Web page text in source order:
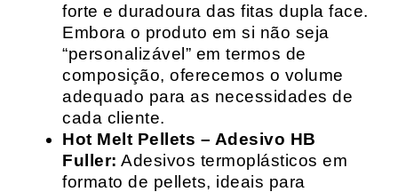
forte e duradoura das fitas dupla face.
Embora o produto em si não seja
“personalizável” em termos de
composição, oferecemos o volume
adequado para as necessidades de
cada cliente.
Hot Melt Pellets – Adesivo HB
Fuller: Adesivos termoplásticos em
formato de pellets, ideais para